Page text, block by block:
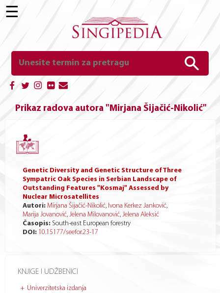
☰
Prikaz radova autora "Mirjana Šijačić-Nikolić"
KNJIGE I UDŽBENICI
Univerzitetska izdanja
Genetic Diversity and Genetic Structure of Three
Sympatric Oak Species in Serbian Landscape of
Outstanding Features "Kosmaj" Assessed by
Nuclear Microsatellites
Autori: Mirjana Šijačić-Nikolić, Ivona Kerkez Janković,
Marija Jovanović, Jelena Milovanović, Jelena Aleksić
Časopis: South-east European forestry
DOI: 10.15177/seefor.23-17